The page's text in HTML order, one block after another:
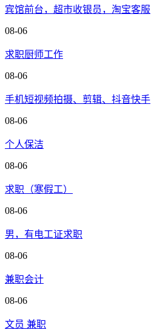
宾馆前台，超市收银员，淘宝客服
08-06
求职厨师工作
08-06
手机短视频拍摄、剪辑、抖音快手
08-06
个人保洁
08-06
求职（寒假工）
08-06
男，有电工证求职
08-06
兼职会计
08-06
文员 兼职